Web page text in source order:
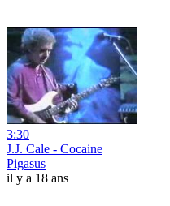
3:30
J.J. Cale - Cocaine
Pigasus
il y a 18 ans